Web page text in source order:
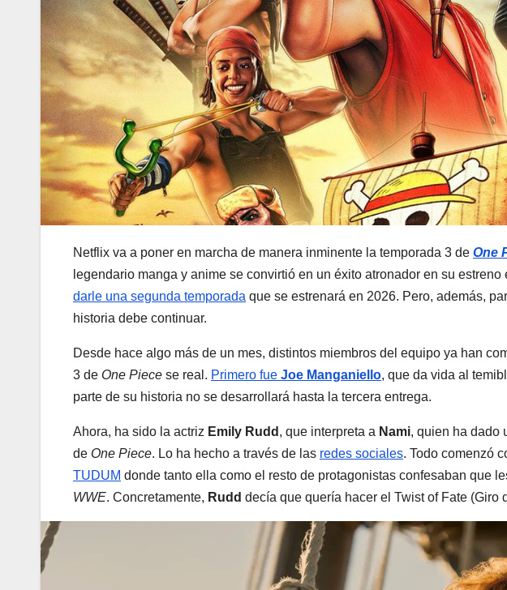
Netflix va a poner en marcha de manera inminente la temporada 3 de One
legendario manga y anime se convirtió en un éxito atronador en su
darle una segunda temporada que se estrenará en 2026. Pero, además,
historia debe continuar.
Desde hace algo más de un mes, distintos miembros del equipo ya han
3 de One Piece se real. Primero fue Joe Manganiello, que da vida al
parte de su historia no se desarrollará hasta la tercera entrega.
Ahora, ha sido la actriz Emily Rudd , que interpreta a Nami, quien ha dado
de One Piece. Lo ha hecho a través de las redes sociales. Todo comenzó
TUDUM donde tanto ella como el resto de protagonistas confesaban que
WWE. Concretamente, Rudd decía que quería hacer el Twist of Fate (Giro